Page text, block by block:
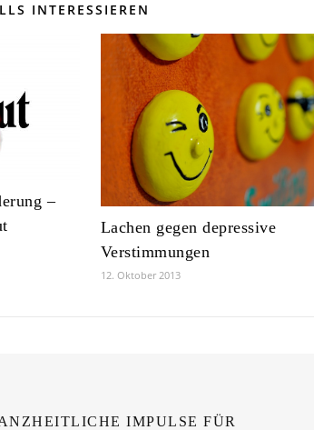
INTERESSIEREN
–
Lachen gegen depressive
Verstimmungen
12. Oktober 2013
IMPULSE FÜR